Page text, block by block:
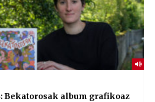
Bekatorosak album grafikoaz